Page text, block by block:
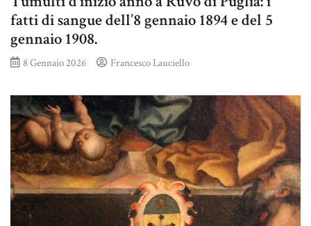
fatti di sangue dell’8 gennaio 1894 e del 5
gennaio 1908.
8 Gennaio 2026 Francesco Lauciello